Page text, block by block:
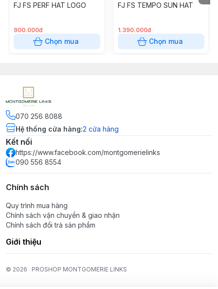
FJ FS PERF HAT LOGO
900.000đ
Chọn mua
FJ FS TEMPO SUN HAT
1.390.000đ
Chọn mua
070 256 8088
Hệ thống cửa hàng:2 cửa hàng
Kết nối
https://www.facebook.com/montgomerielinks
090 556 8554
Chính sách
Quy trình mua hàng
Chính sách vận chuyển & giao nhận
Chính sách đổi trả sản phẩm
Giới thiệu
© 2026 PROSHOP MONTGOMERIE LINKS